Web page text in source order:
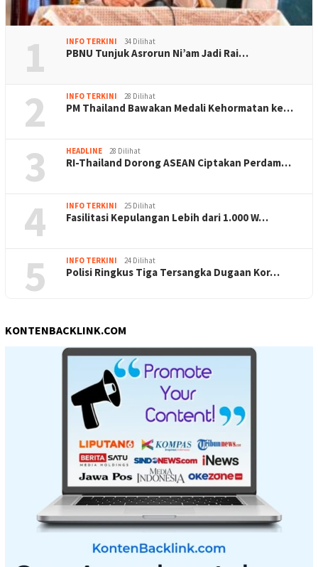
1 INFO TERKINI 34 Dilihat
PBNU Tunjuk Asrorun Ni’am Jadi Rai…
2 INFO TERKINI 28 Dilihat
PM Thailand Bawakan Medali Kehormatan ke…
3 HEADLINE 28 Dilihat
RI-Thailand Dorong ASEAN Ciptakan Perdam…
4 INFO TERKINI 25 Dilihat
Fasilitasi Kepulangan Lebih dari 1.000 W…
5 INFO TERKINI 24 Dilihat
Polisi Ringkus Tiga Tersangka Dugaan Kor…
KONTENBACKLINK.COM